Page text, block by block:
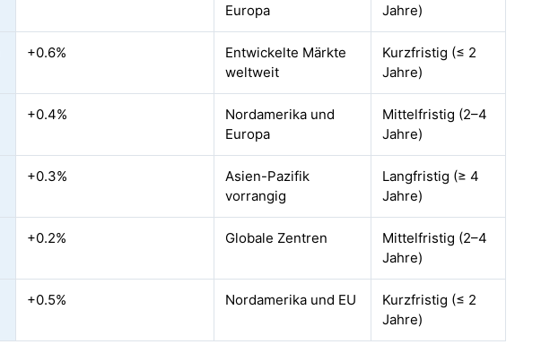
Europa
Jahre)
+0.6%
Entwickelte Märkte
weltweit
Kurzfristig (≤ 2
Jahre)
+0.4%
Nordamerika und
Europa
Mittelfristig (2–4
Jahre)
+0.3%
Asien-Pazifik
vorrangig
Langfristig (≥ 4
Jahre)
+0.2% Globale Zentren
Mittelfristig (2–4
Jahre)
+0.5% Nordamerika und EU
Kurzfristig (≤ 2
Jahre)